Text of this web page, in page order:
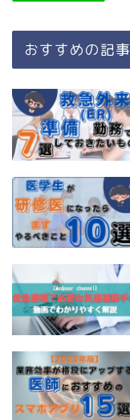
おすすめの記事